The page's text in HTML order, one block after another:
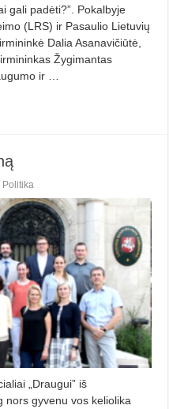
gali padėti?”. Pokalbyje
(LRS) ir Pasaulio Lietuvių
Dalia Asanavičiūtė,
Žygimantas
ir …
Politika
„Draugui” iš
nors gyvenu vos keliolika